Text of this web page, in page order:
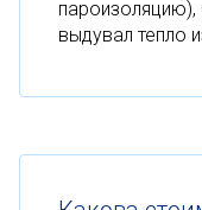
пароизоляцию),
выдувал тепло